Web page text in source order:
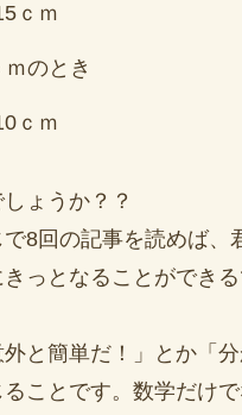
ｃｍ
ｍのとき
ｃｍ
ょうか？？
8回の記事を読めば、
っとなることができる
と簡単だ！」とか「
ことです。数学だけ